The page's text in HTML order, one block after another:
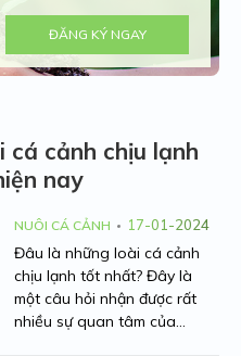
ĐĂNG KÝ NGAY
cá cảnh chịu lạnh
nay
NUÔI CÁ CẢNH 17-01-2024
Đâu là những loài cá cảnh
chịu lạnh tốt nhất? Đây là
một câu hỏi nhận được rất
nhiều sự quan tâm của